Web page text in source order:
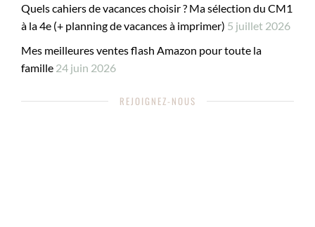
Quels cahiers de vacances choisir ? Ma sélection du CM1
à la 4e (+ planning de vacances à imprimer) 5 juillet 2026
Mes meilleures ventes flash Amazon pour toute la
famille 24 juin 2026
REJOIGNEZ-NOUS